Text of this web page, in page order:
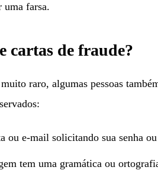
uma farsa.
cartas de fraude?
raro, algumas pessoas
ou e-mail solicitando sua senha
tem uma gramática ou